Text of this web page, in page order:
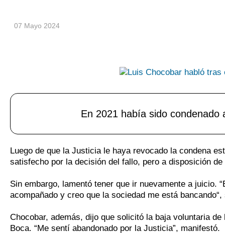
07 Mayo 2024
En 2021 había sido
Luego de que la Justicia le haya revocado la condena
satisfecho por la decisión del fallo, pero a disposición
Sin embargo, lamentó tener que ir nuevamente a juicio.
acompañado y creo que la sociedad me está
Chocobar, además, dijo que solicitó la baja voluntaria
Boca. “Me sentí abandonado por la Justicia”, manifestó.